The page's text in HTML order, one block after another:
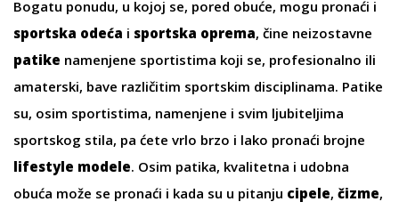
Bogatu ponudu, u kojoj se, pored obuće, mogu pronaći i
sportska odeća i sportska oprema, čine neizostavne
patike namenjene sportistima koji se, profesionalno ili
amaterski, bave različitim sportskim disciplinama. Patike
su, osim sportistima, namenjene i svim ljubiteljima
sportskog stila, pa ćete vrlo brzo i lako pronaći brojne
lifestyle modele. Osim patika, kvalitetna i udobna
obuća može se pronaći i kada su u pitanju cipele, čizme,